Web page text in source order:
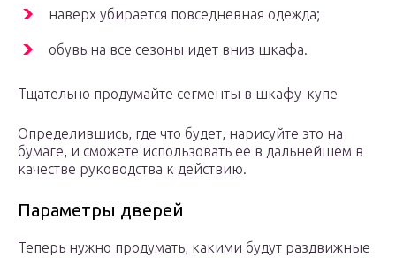
наверх убирается повседневная одежда;
обувь на все сезоны идет вниз шкафа.
Тщательно продумайте сегменты в шкафу-купе
Определившись, где что будет, нарисуйте это на
бумаге, и сможете использовать ее в дальнейшем в
качестве руководства к действию.
Параметры дверей
Теперь нужно продумать, какими будут раздвижные